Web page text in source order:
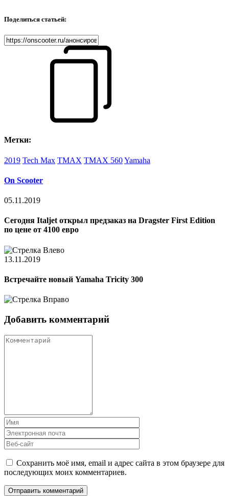
Поделиться статьей:
Метки:
2019 Tech Max TMAX TMAX 560Yamaha
On Scooter
05.11.2019
Сегодня Italjet открыл предзаказ на Dragster First Edition
по цене от 4100 евро
13.11.2019
Встречайте новый Yamaha Tricity 300
Добавить комментарий
Сохранить моё имя, email и адрес сайта в этом браузере для
последующих моих комментариев.